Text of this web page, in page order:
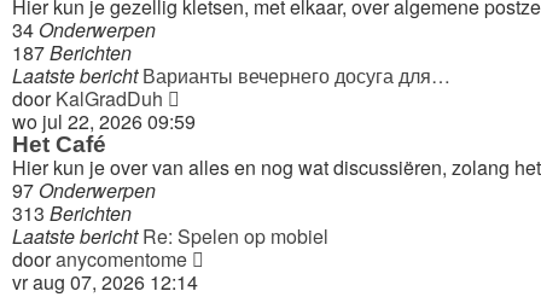
Hier kun je gezellig kletsen, met elkaar, over algemene
34 Onderwerpen
187Berichten
Laatste bericht Варианты вечернего досуга для…
doorKalGradDuh
laatste
wo jul 22, 2026 09:59
Het Café
Hier kun je over van alles en nog wat discussiëren, zolang
97 Onderwerpen
313 Berichten
Laatste bericht Re: Spelen op mobiel
dooranycomentome
vr aug 07, 2026 12:14